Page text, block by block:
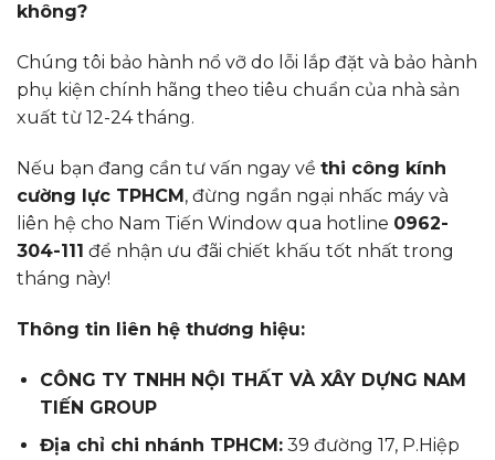
không?
Chúng tôi bảo hành nổ vỡ do lỗi lắp đặt và bảo hành
phụ kiện chính hãng theo tiêu chuẩn của nhà sản
xuất từ 12-24 tháng.
Nếu bạn đang cần tư vấn ngay về thi công kính
cường lực TPHCM, đừng ngần ngại nhấc máy và
liên hệ cho Nam Tiến Window qua hotline 0962-
304-111 để nhận ưu đãi chiết khấu tốt nhất trong
tháng này!
Thông tin liên hệ thương hiệu:
CÔNG TY TNHH NỘI THẤT VÀ XÂY DỰNG NAM
TIẾN GROUP
Địa chỉ chi nhánh TPHCM:39 đường 17, P.Hiệp